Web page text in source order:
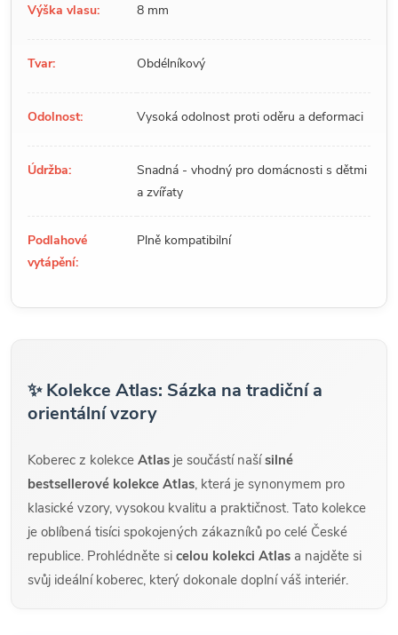
Výška vlasu: 8 mm
Tvar: Obdélníkový
Odolnost: Vysoká odolnost proti oděru a deformaci
Údržba:
Snadná - vhodný pro domácnosti s dětmi
a zvířaty
Podlahové
vytápění:
Plně kompatibilní
✨ Kolekce Atlas: Sázka na tradiční a
orientální vzory
Koberec z kolekce Atlas je součástí našísilné
bestsellerové kolekce Atlas, která je synonymem pro
klasické vzory, vysokou kvalitu a praktičnost. Tato kolekce
je oblíbená tisíci spokojených zákazníků po celé České
republice. Prohlédněte si celou kolekci Atlas a najděte si
svůj ideální koberec, který dokonale doplní váš interiér.